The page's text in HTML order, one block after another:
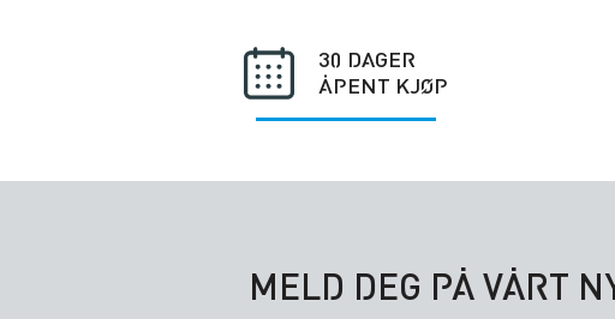
30 DAGER
ÅPENT KJØP
MELD DEG PÅ VÅRT